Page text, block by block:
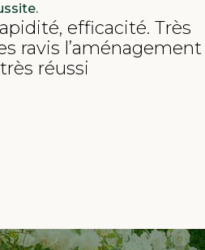
efficacité. Très
ravis l’aménagement
réussi